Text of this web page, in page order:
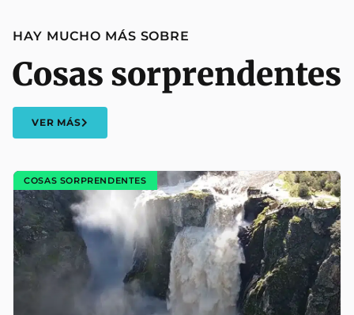
HAY MUCHO MÁS SOBRE
Cosas sorprendentes
VER MÁS
COSAS SORPRENDENTES